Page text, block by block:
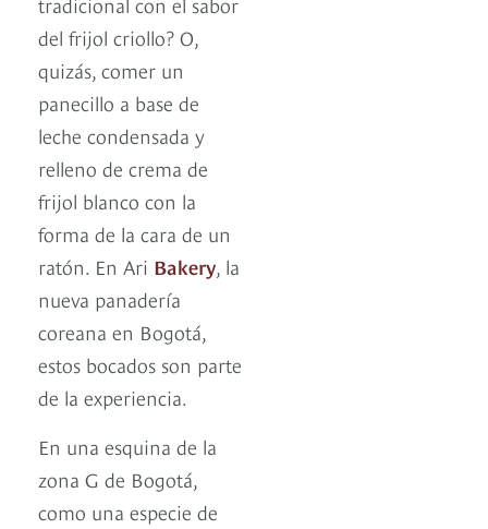
del frijol criollo? O,
quizás, comer un
panecillo a base de
leche condensada y
relleno de crema de
frijol blanco con la
forma de la cara de un
ratón. En Ari Bakery, la
nueva panadería
coreana en Bogotá,
estos bocados son parte
de la experiencia.
En una esquina de la
zona G de Bogotá,
como una especie de